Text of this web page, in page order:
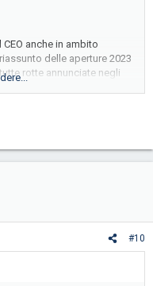
anche in ambito
delle aperture 2023
rotte annunciate negli
#10